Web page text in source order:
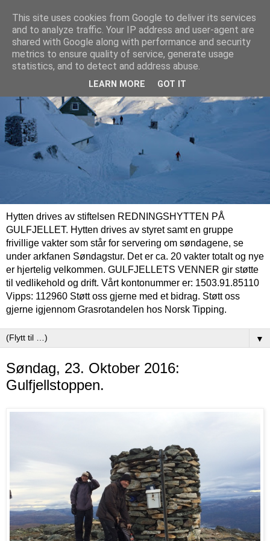
Hytten drives av stiftelsen REDNINGSHYTTEN PÅ
GULFJELLET. Hytten drives av styret samt en gruppe
frivillige vakter som står for servering om søndagene, se
under arkfanen Søndagstur. Det er ca. 20 vakter totalt og nye
er hjertelig velkommen. GULFJELLETS VENNER gir støtte
til vedlikehold og drift. Vårt kontonummer er: 1503.91.85110
Vipps: 112960 Støtt oss gjerne med et bidrag. Støtt oss
gjerne igjennom Grasrotandelen hos Norsk Tipping.
▼
Søndag, 23. Oktober 2016:
Gulfjellstoppen.
This site uses cookies from Google to deliver its services
and to analyze traffic. Your IP address and user-agent are
shared with Google along with performance and security
metrics to ensure quality of service, generate usage
statistics, and to detect and address abuse.
LEARN MORE GOT IT